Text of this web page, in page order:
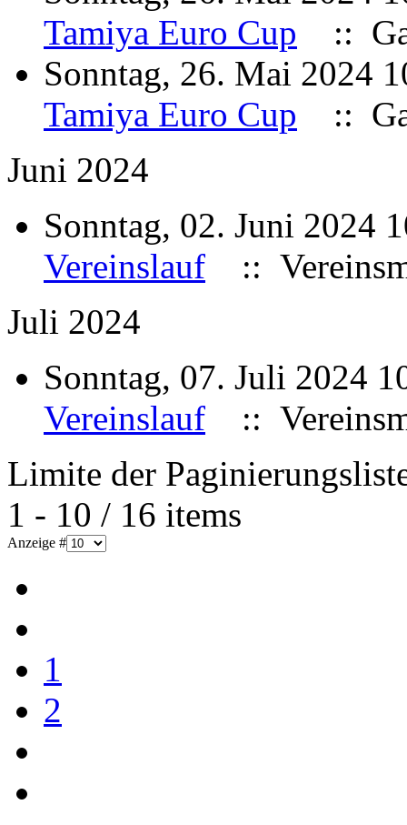
Tamiya Euro Cup
::
Sonntag, 26. Mai 2024
Tamiya Euro Cup
::
Juni 2024
Sonntag, 02. Juni 2024
Vereinslauf
::
Juli 2024
Sonntag, 07. Juli 2024
Vereinslauf
::
Limite der
1 - 10 / 16 items
Anzeige #
1
2